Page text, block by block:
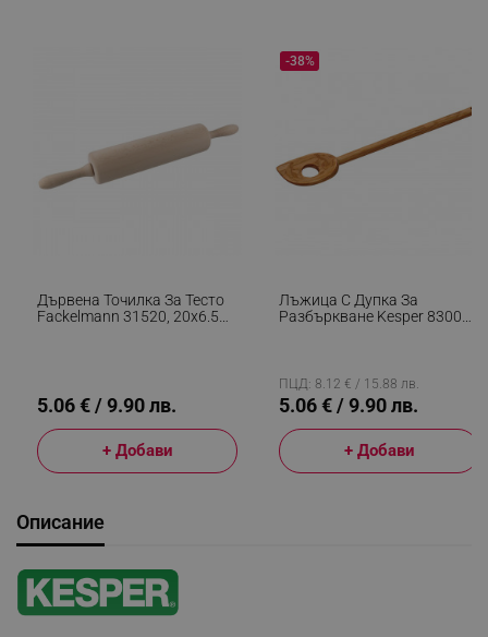
Дървена Точилка За Тесто
Fackelmann 31520, 20х6.5
5.06 € / 9.90 лв.
+ Добави
Лъжица С Дупка За
Разбъркване Kesper 83004,
-38%
ПЦД: 8.12 € / 15.88 лв.
5.06 € / 9.90 лв.
+ Добави
Описание